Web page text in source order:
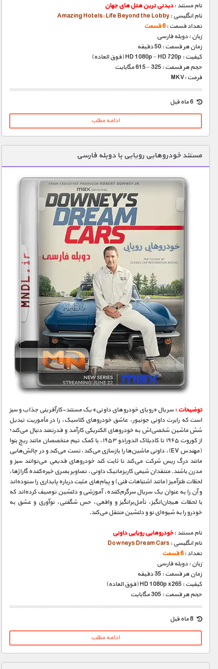
نام مستند :دیدنی ترین هتل های جهان
نام انگلیسی : Amazing Hotels: Life Beyond the Lobby
تعداد قسمت :6 قسمت
زبان : دوبله فارسی
زمان هر قسمت : 50 دقیقه
کیفیت : HD 1080p – HD 720p (فوق العاده)
حجم هر قسمت : 325 – 615 مگابایت
فرمت :MKV
ادامه مطلب
مستند خودروهایی رویایی با دوبله فارسی
توضیحات :سریال «رویای خودروهای داونی» یک مستند-کارآفرینی جذاب و سبز
است که رابرت داونی جونیور، عاشق خودروهای کلاسیک، را در مأموریت تبدیل
شش ماشین شخصی‌اش به خودروهای الکتریکی کارآمد و قدرتمند دنبال می‌کند؛
از کوروت ۱۹۶۵ تا کادیلاک الدورادو ۱۹۵۳، با کمک تیم متخصصان مانند ریچ بنوا
(مهندس EV)، داونی ماشین‌ها را بازسازی می‌کند، تست می‌کند و در چالش‌هایی
مانند درگ ریس شرکت می‌کند تا ثابت کند خودروهای قدیمی می‌توانند سبز و
مدرن باشند. منتقدان شیمی کاریزماتیک داونی، تصاویر بصری خیره‌کننده گاراژها،
لحظات طنزآمیز (مانند اشتباهات فنی) و پیام‌های مثبت درباره پایداری را ستوده‌اند
و آن را به عنوان یک سریال سرگرم‌کننده، آموزشی و دلنشین توصیف کرده‌اند که
با لحظات هیجان‌انگیز، تأمل‌برانگیز و واقعی، حس شگفتی، نوآوری و عشق به
خودرو را به شیوه‌ای نو و دلنشین منتقل می‌کند.
نام مستند : خودروهایی رویایی داونی
نام انگلیسی : Downeys Dream Cars
تعداد :6 قسمت
زبان : دوبله فارسی
زمان هر قسمت : 35 دقیقه
کیفیت : HD 1080p x265 (فوق العاده)
حجم هر قسمت : 305 مگابایت
ادامه مطلب